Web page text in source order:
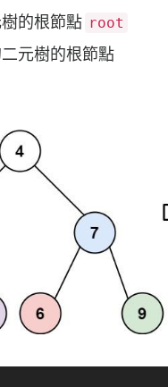
的根節點 root
元樹的根節點